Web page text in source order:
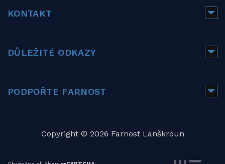
KONTAKT
DŮLEŽITÉ ODKAZY
PODPOŘTE FARNOST
Copyright © 2026 Farnost Lanškroun